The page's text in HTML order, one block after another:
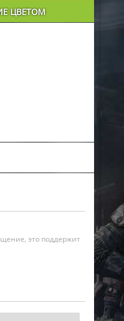
ЦВЕТОМ
это поддержит